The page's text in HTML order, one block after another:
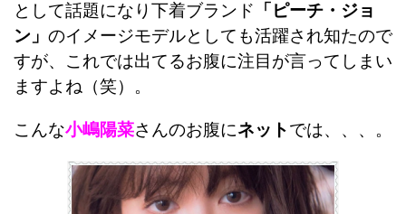
として話題になり下着ブランド 「ピーチ・ジョ
ン」 のイメージモデルとしても活躍され知たので
すが、これでは出てるお腹に注目が言ってしまい
ますよね（笑）。
こんな小嶋陽菜さんのお腹にネットでは、、、。